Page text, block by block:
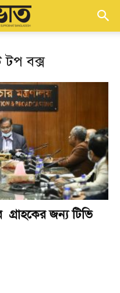
টপ বক্স
গ্রাহকের জন্য টিভি